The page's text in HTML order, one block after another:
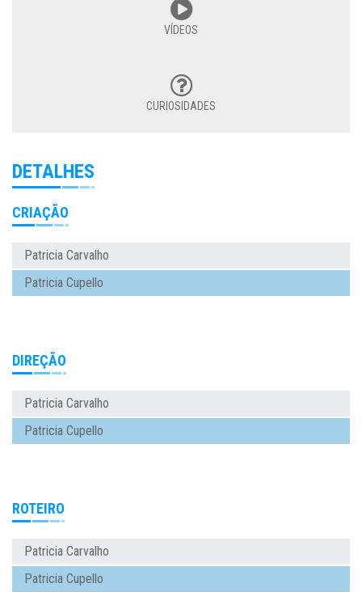
VÍDEOS
CURIOSIDADES
DETALHES
CRIAÇÃO
Patricia Carvalho
Patricia Cupello
DIREÇÃO
Patricia Carvalho
Patricia Cupello
ROTEIRO
Patricia Carvalho
Patricia Cupello